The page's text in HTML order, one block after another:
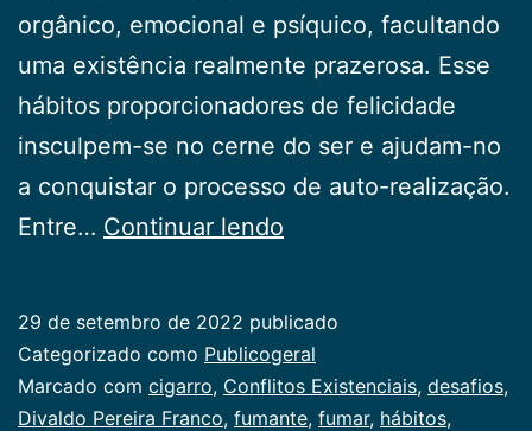
orgânico, emocional e psíquico, facultando
uma existência realmente prazerosa. Esse
hábitos proporcionadores de felicidade
insculpem-se no cerne do ser e ajudam-no
a conquistar o processo de auto-realização.
Entre… Continuar lendo
29 de setembro de 2022 publicado
Categorizado como Publicogeral
Marcado com cigarro, Conflitos Existenciais, desafios,
Divaldo Pereira Franco, fumante, fumar, hábitos,